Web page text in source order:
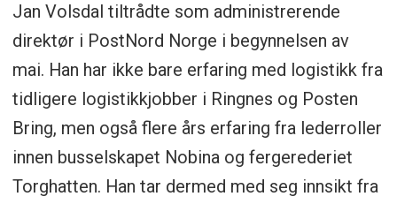
Jan Volsdal tiltrådte som administrerende
direktør i PostNord Norge i begynnelsen av
mai. Han har ikke bare erfaring med logistikk fra
tidligere logistikkjobber i Ringnes og Posten
Bring, men også flere års erfaring fra lederroller
innen busselskapet Nobina og fergerederiet
Torghatten. Han tar dermed med seg innsikt fra